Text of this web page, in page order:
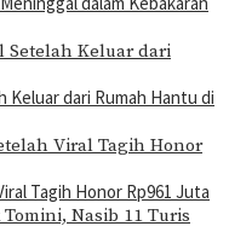
dari Rumah Hantu di
Tagih Honor Rp961 Juta